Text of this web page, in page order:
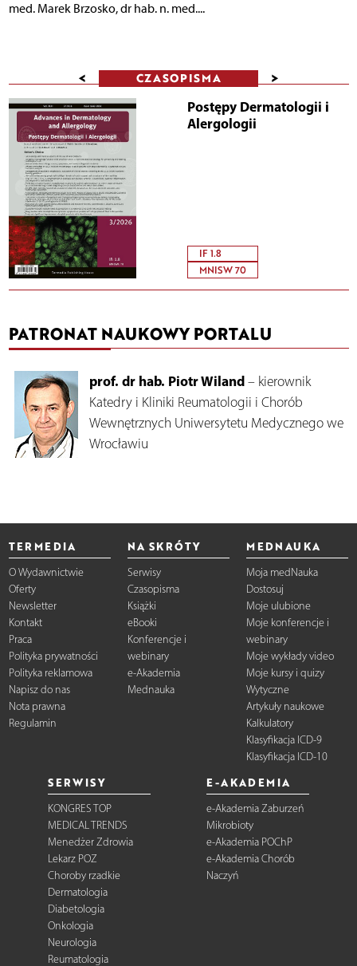
med. Marek Brzosko, dr hab. n. med....
< CZASOPISMA >
Postępy Dermatologii i
Alergologii
IF 1.8
MNISW 70
PATRONAT NAUKOWY PORTALU
prof. dr hab. Piotr Wiland– kierownik
Katedry i Kliniki Reumatologii i Chorób
Wewnętrznych Uniwersytetu Medycznego we
Wrocławiu
TERMEDIA
O Wydawnictwie
Oferty
Newsletter
Kontakt
Praca
Polityka prywatności
Polityka reklamowa
Napisz do nas
Nota prawna
Regulamin
NA SKRÓTY
Serwisy
Czasopisma
Książki
eBooki
Konferencje i
webinary
e-Akademia
Mednauka
MEDNAUKA
Moja medNauka
Dostosuj
Moje ulubione
Moje konferencje i
webinary
Moje wykłady video
Moje kursy i quizy
Wytyczne
Artykuły naukowe
Kalkulatory
Klasyfikacja ICD-9
Klasyfikacja ICD-10
SERWISY
KONGRES TOP
MEDICAL TRENDS
Menedżer Zdrowia
Lekarz POZ
Choroby rzadkie
Dermatologia
Diabetologia
Onkologia
Neurologia
Reumatologia
E-AKADEMIA
e-Akademia Zaburzeń
Mikrobioty
e-Akademia POChP
e-Akademia Chorób
Naczyń